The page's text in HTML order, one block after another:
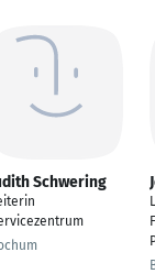
Schwering